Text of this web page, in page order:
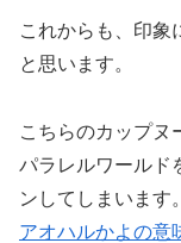
これからも、印象
と思います。
こちらのカップヌ
パラレルワールド
ンしてしまいます。
アオハルかよの意